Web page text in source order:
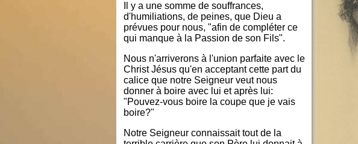
Il y a une somme de souffrances,
d'humiliations, de peines, que Dieu a
prévues pour nous, "afin de compléter ce
qui manque à la Passion de son Fils".
Nous n'arriverons à l'union parfaite avec le
Christ Jésus qu'en acceptant cette part du
calice que notre Seigneur veut nous
donner à boire avec lui et après lui:
"Pouvez-vous boire la coupe que je vais
boire?"
Notre Seigneur connaissait tout de la